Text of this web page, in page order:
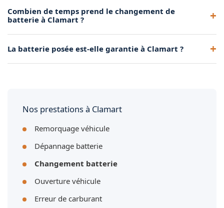
Varta, Bosch et Exide. La marque et le modèle sont choisis
Combien de temps prend le changement de
batterie à Clamart ?
minutes. Notre technicien effectue ensuite un test de
fonctionnement pour vérifier que tout est en ordre.
La batterie posée est-elle garantie à Clamart ?
Nos prestations à Clamart
Remorquage véhicule
Dépannage batterie
Changement batterie
Ouverture véhicule
Erreur de carburant